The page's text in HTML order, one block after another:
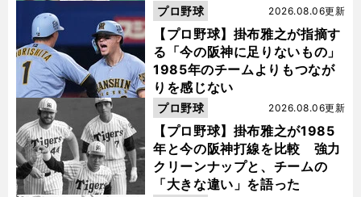
【プロ野球】掛布雅之が指摘す
る「今の阪神に足りないもの」
1985年のチームよりもつなが
りを感じない
2026.08.06更新
プロ野球
【プロ野球】掛布雅之が1985
年と今の阪神打線を比較 強力
クリーンナップと、チームの
「大きな違い」を語った
2026.08.06更新
プロ野球